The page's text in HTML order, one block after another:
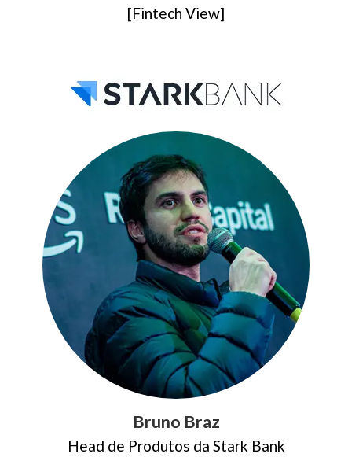
[Fintech View]
Bruno Braz
Head de Produtos da Stark Bank